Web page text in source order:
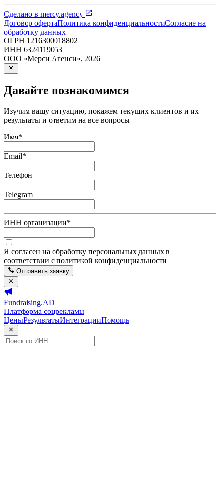
Сделано в mercy.agency
Договор офертаПолитика конфиденциальностиСогласие на
обработку данных
ОГРН 1216300018802
ИНН 6324119053
ООО «Мерси Агенси», 2026
Давайте познакомимся
Изучим вашу ситуацию, покажем текущих клиентов и их
результаты и ответим на все вопросы
Имя*
Email*
Телефон
Telegram
ИНН организации*
Я согласен на обработку персональных данных в
соответствии с политикой конфиденциальности
Отправить заявку
Fundraising.AD
Платформа соцрекламы
ЦеныРезультатыИнтеграцииПомощь